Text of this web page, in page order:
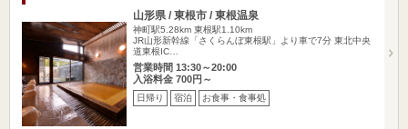
山形県 / 東根市 / 東根温泉
神町駅5.28km 東根駅1.10km
JR山形新幹線「さくらんぼ東根駅」より車で7分 東北中央
道東根IC…
営業時間 13:30～20:00
入浴料金 700円～
日帰り 宿泊 お食事・食事処